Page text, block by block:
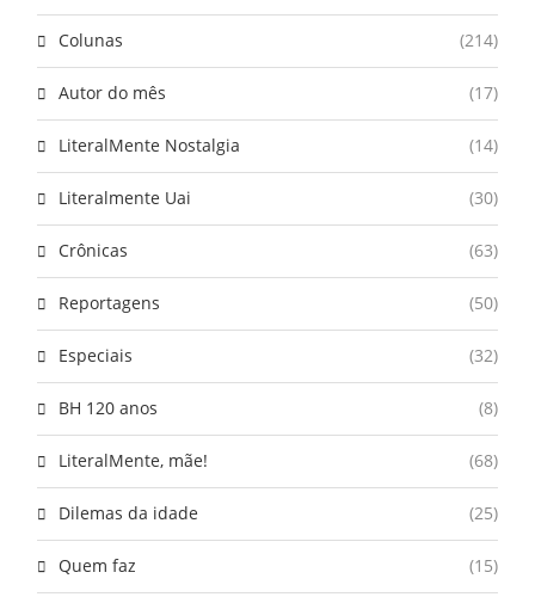
Colunas (214)
Autor do mês (17)
LiteralMente Nostalgia (14)
Literalmente Uai (30)
Crônicas (63)
Reportagens (50)
Especiais (32)
BH 120 anos (8)
LiteralMente, mãe! (68)
Dilemas da idade (25)
Quem faz (15)